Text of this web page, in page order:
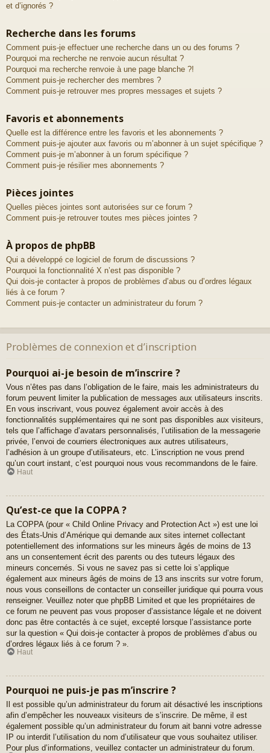
et d’ignorés ?
Recherche dans les forums
Comment puis-je effectuer une recherche dans un ou des forums ?
Pourquoi ma recherche ne renvoie aucun résultat ?
Pourquoi ma recherche renvoie à une page blanche ?!
Comment puis-je rechercher des membres ?
Comment puis-je retrouver mes propres messages et sujets ?
Favoris et abonnements
Quelle est la différence entre les favoris et les abonnements ?
Comment puis-je ajouter aux favoris ou m’abonner à un sujet spécifique ?
Comment puis-je m’abonner à un forum spécifique ?
Comment puis-je résilier mes abonnements ?
Pièces jointes
Quelles pièces jointes sont autorisées sur ce forum ?
Comment puis-je retrouver toutes mes pièces jointes ?
À propos de phpBB
Qui a développé ce logiciel de forum de discussions ?
Pourquoi la fonctionnalité X n’est pas disponible ?
Qui dois-je contacter à propos de problèmes d’abus ou d’ordres légaux
liés à ce forum ?
Comment puis-je contacter un administrateur du forum ?
Problèmes de connexion et d’inscription
Pourquoi ai-je besoin de m’inscrire ?
Vous n’êtes pas dans l’obligation de le faire, mais les administrateurs du
forum peuvent limiter la publication de messages aux utilisateurs inscrits.
En vous inscrivant, vous pouvez également avoir accès à des
fonctionnalités supplémentaires qui ne sont pas disponibles aux visiteurs,
tels que l’affichage d’avatars personnalisés, l’utilisation de la messagerie
privée, l’envoi de courriers électroniques aux autres utilisateurs,
l’adhésion à un groupe d’utilisateurs, etc. L’inscription ne vous prend
qu’un court instant, c’est pourquoi nous vous recommandons de le faire.
Haut
Qu’est-ce que la COPPA ?
La COPPA (pour « Child Online Privacy and Protection Act ») est une loi
des États-Unis d’Amérique qui demande aux sites internet collectant
potentiellement des informations sur les mineurs âgés de moins de 13
ans un consentement écrit des parents ou des tuteurs légaux des
mineurs concernés. Si vous ne savez pas si cette loi s’applique
également aux mineurs âgés de moins de 13 ans inscrits sur votre forum,
nous vous conseillons de contacter un conseiller juridique qui pourra vous
renseigner. Veuillez noter que phpBB Limited et que les propriétaires de
ce forum ne peuvent pas vous proposer d’assistance légale et ne doivent
donc pas être contactés à ce sujet, excepté lorsque l’assistance porte
sur la question « Qui dois-je contacter à propos de problèmes d’abus ou
d’ordres légaux liés à ce forum ? ».
Haut
Pourquoi ne puis-je pas m’inscrire ?
Il est possible qu’un administrateur du forum ait désactivé les inscriptions
afin d’empêcher les nouveaux visiteurs de s’inscrire. De même, il est
également possible qu’un administrateur du forum ait banni votre adresse
IP ou interdit l’utilisation du nom d’utilisateur que vous souhaitez utiliser.
Pour plus d’informations, veuillez contacter un administrateur du forum.